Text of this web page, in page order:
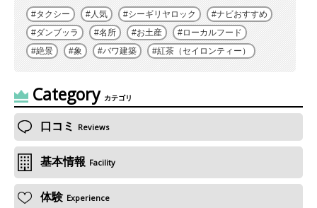
タクシー 人気 シーギリヤロック
ナビおすすめ
ダンブッラ
名所 お土産
ローカルフード
絶景
象 バワ建築 紅茶（セイロンティー）
Category カテゴリ
口コミ Reviews
基本情報 Facility
体験 Experience